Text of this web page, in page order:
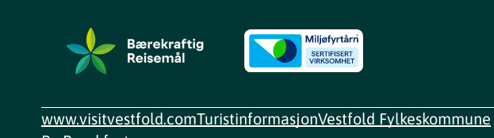
www.visitvestfold.comTuristinformasjonVestfold Fylkeskommune